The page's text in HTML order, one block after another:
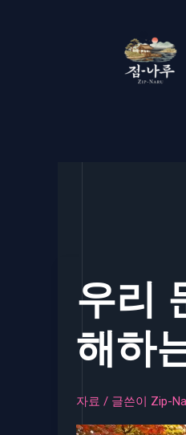
우리
해하
자료 / 글쓴이 Zip-